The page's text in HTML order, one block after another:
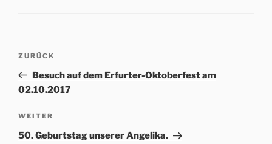
Beitrags-
Vorheriger
Beitrag
ZURÜCK
Besuch auf dem Erfurter-Oktoberfest am
02.10.2017
Nächster
Beitrag
WEITER
50. Geburtstag unserer Angelika.